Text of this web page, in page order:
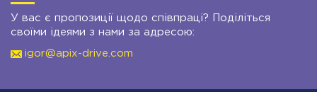
У вас є пропозиції щодо співпраці? Поділіться
своїми ідеями з нами за адресою:
igor@apix-drive.com